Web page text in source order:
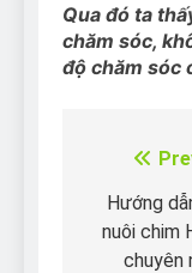
Qua đó ta
chăm sóc,
độ chăm sóc
Điều
hướng
Hướng
nuôi chim
chuyên